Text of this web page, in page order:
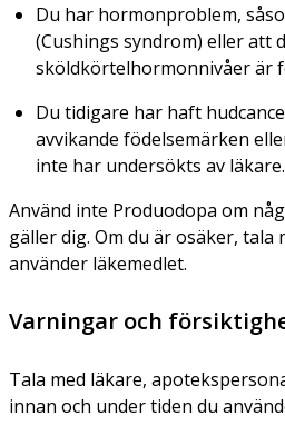
Du har hormonproblem,
(Cushings syndrom) eller att
sköldkörtelhormonnivåer är
Du tidigare har haft
avvikande födelsemärken
inte har undersökts av läkare.
Använd inte Produodopa om
gäller dig. Om du är osäker, tala
använder läkemedlet.
Varningar och
Tala med läkare,
innan och under tiden du